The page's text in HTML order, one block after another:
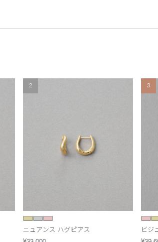
2
ニュアンス ハグピアス
3
ビジ